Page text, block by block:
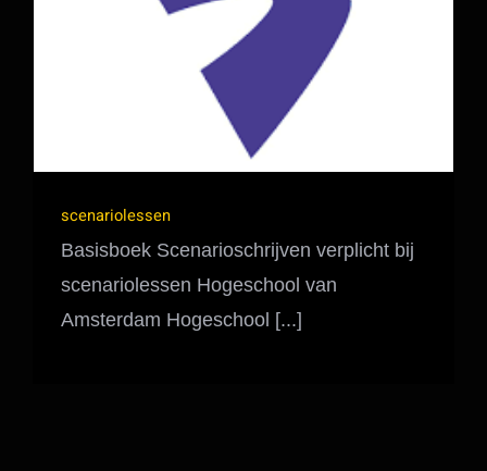
scenariolessen
Basisboek Scenarioschrijven verplicht bij
scenariolessen Hogeschool van
Amsterdam Hogeschool [...]